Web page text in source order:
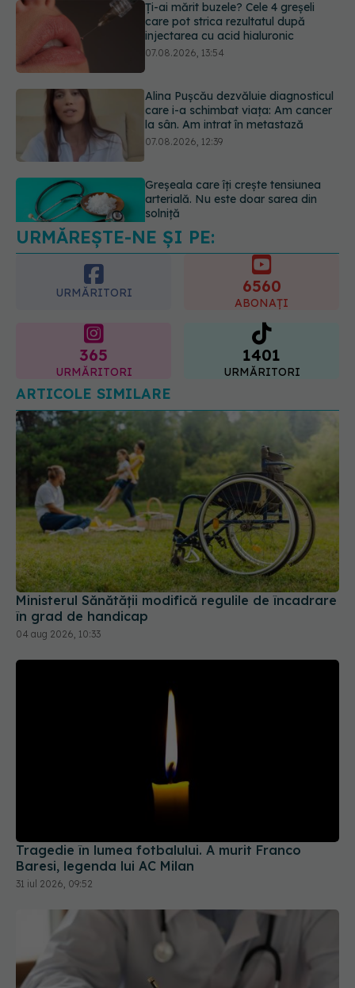
Alina Pușcău dezvăluie diagnosticul
care i-a schimbat viața: Am cancer
la sân. Am intrat în metastază
07.08.2026, 12:39
Greșeala care îți crește tensiunea
arterială. Nu este doar sarea din
solniță
07.08.2026, 12:14
PNRR: 174 de milioane de lei pentru
sănătate într-o singură săptămână.
Ce spitale primesc bani
07.08.2026, 16:41
URMĂREȘTE-NE ȘI PE:
URMĂRITORI
365 1401
URMĂRITORI
ARTICOLE SIMILARE
Ministerul Sănătății modifică regulile de încadrare
în grad de handicap
04 aug 2026, 10:33
Tragedie în lumea fotbalului. A murit Franco
Baresi, legenda lui AC Milan